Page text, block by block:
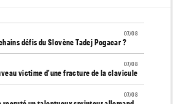
07/08
défis du Slovène Tadej Pogacar ?
07/08
victime d'une fracture de la clavicule
07/08